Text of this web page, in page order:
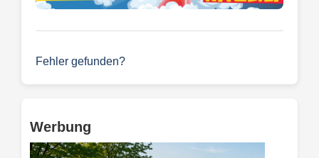
Fehler gefunden?
Werbung